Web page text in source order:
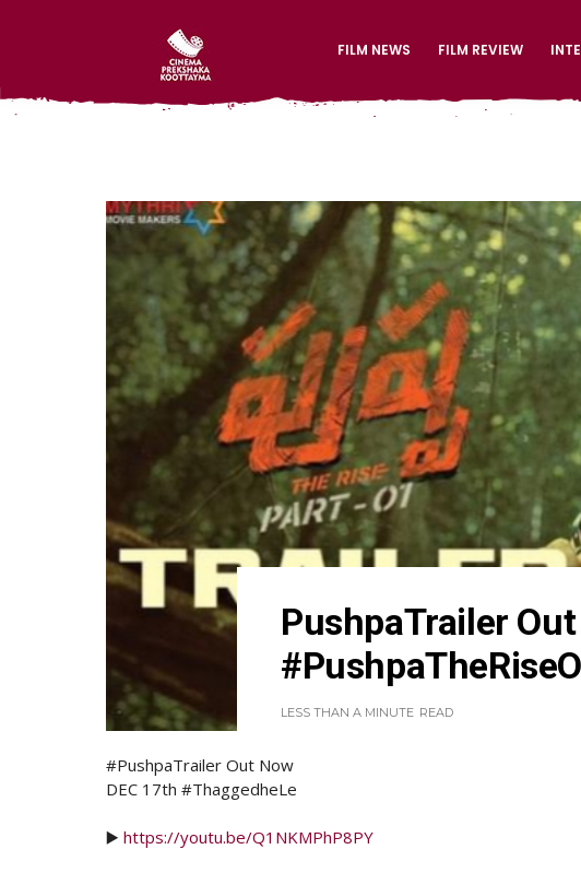
FILM NEWS FILM REVIEW
PushpaTrailer
LESS THAN A MINUTE READ
#PushpaTrailer Out Now
DEC 17th #ThaggedheLe
▶️ https://youtu.be/Q1NKMPhP8PY